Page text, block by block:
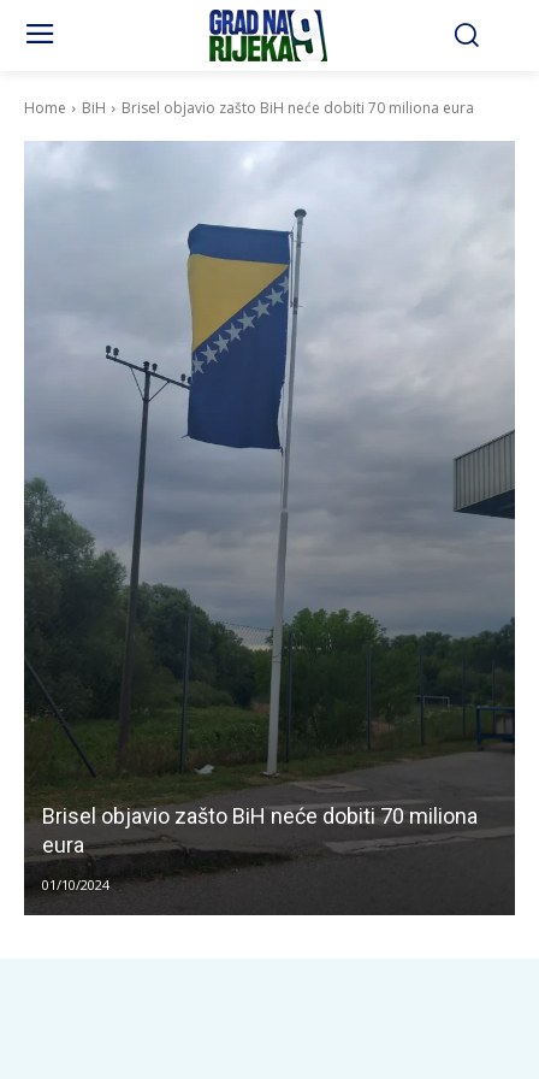
Home BiH Brisel objavio zašto BiH neće dobiti 70 miliona eura
Brisel objavio zašto BiH neće dobiti 70 miliona
eura
01/10/2024